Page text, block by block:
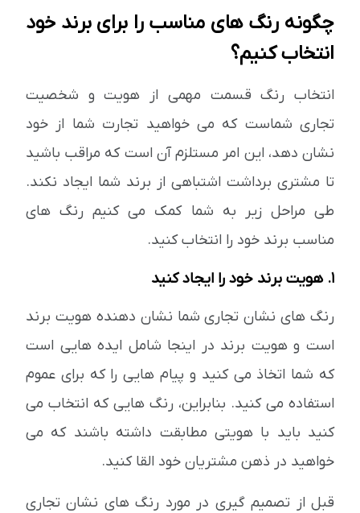
چگونه رنگ های مناسب را برای برند خود
انتخاب کنیم؟
انتخاب رنگ قسمت مهمی از هویت و شخصیت
تجاری شماست که می خواهید تجارت شما از خود
نشان دهد، این امر مستلزم آن است که مراقب باشید
تا مشتری برداشت اشتباهی از برند شما ایجاد نکند.
طی مراحل زیر به شما کمک می کنیم رنگ های
مناسب برند خود را انتخاب کنید.
1. هویت برند خود را ایجاد کنید
رنگ های نشان تجاری شما نشان دهنده هویت برند
است و هویت برند در اینجا شامل ایده هایی است
که شما اتخاذ می کنید و پیام هایی را که برای عموم
استفاده می کنید. بنابراین، رنگ هایی که انتخاب می
کنید باید با هویتی مطابقت داشته باشند که می
خواهید در ذهن مشتریان خود القا کنید.
قبل از تصمیم گیری در مورد رنگ های نشان تجاری